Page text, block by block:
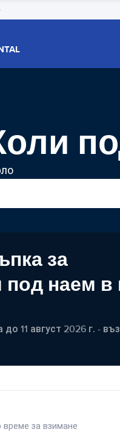
за
наем в
11 август 2026 г. -
за взимане